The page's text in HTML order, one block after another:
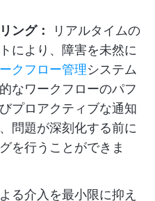
ング：
リアルタイムの
により、障害を未然に
クフロー管理システム
なワークフローのパフ
プロアクティブな通知
問題が深刻化する前に
を行うことができま
る介入を最小限に抑え